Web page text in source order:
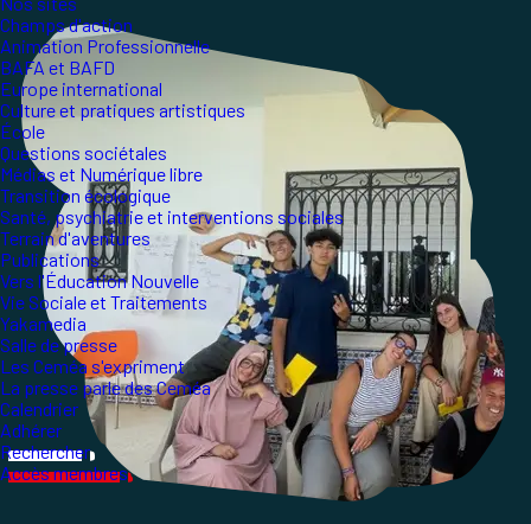
Champs d'action
Animation Professionnelle
BAFA et BAFD
Europe international
Culture et pratiques artistiques
École
Questions sociétales
Médias et Numérique libre
Transition écologique
Santé, psychiatrie et interventions sociales
Terrain d'aventures
Publications
Vers l'Éducation Nouvelle
Vie Sociale et Traitements
Yakamedia
Salle de presse
Les Ceméa s'expriment
La presse parle des Ceméa
Calendrier
Adhérer
Rechercher
Accès membres